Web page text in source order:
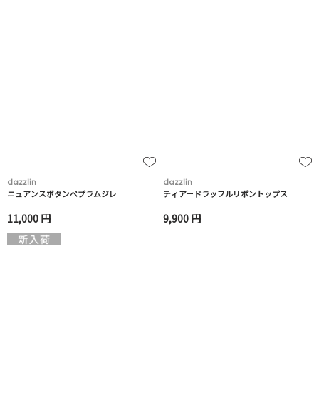
dazzlin
ニュアンスボタンペプラムジレ
11,000 円
dazzlin
ティアードラッフルリボントップス
9,900 円